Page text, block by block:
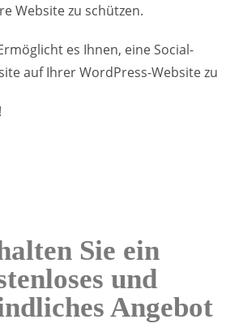
Website zu schützen.
es Ihnen, eine Social-
auf Ihrer WordPress-Website zu
Sie ein
und
Angebot